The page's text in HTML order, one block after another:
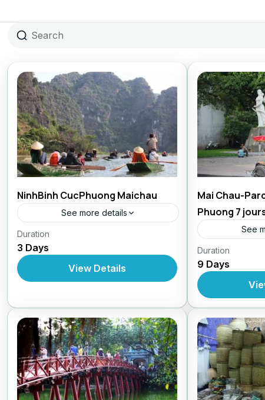
NinhBinh CucPhuong Maichau
See more details
Circuit au Vietnam
Forfait
d'Aventure, Voyages d'Aventures
Duration
3 Days
View Details
Mai Chau-
Phuong 7
See
Circuit au
Forfait
d'Aventure,
Duration
9 Days